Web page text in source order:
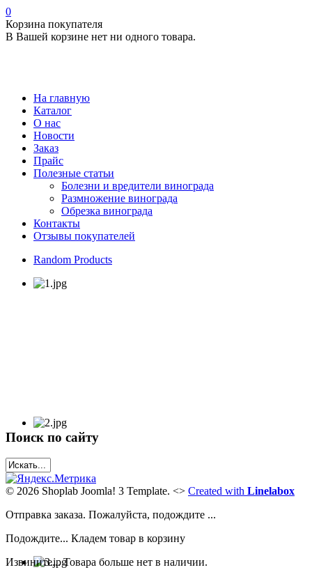
0
Корзина покупателя
В Вашей корзине нет ни одного товара.
На главную
Каталог
О нас
Новости
Заказ
Прайс
Полезные статьи
Болезни и вредители винограда
Размножение винограда
Обрезка винограда
Контакты
Отзывы покупателей
Random Products
Поиск по сайту
© 2026 Shoplab Joomla! 3 Template. <> Created with Linelabox
Отправка заказа. Пожалуйста, подождите ...
Подождите... Кладем товар в корзину
Извините... Товара больше нет в наличии.